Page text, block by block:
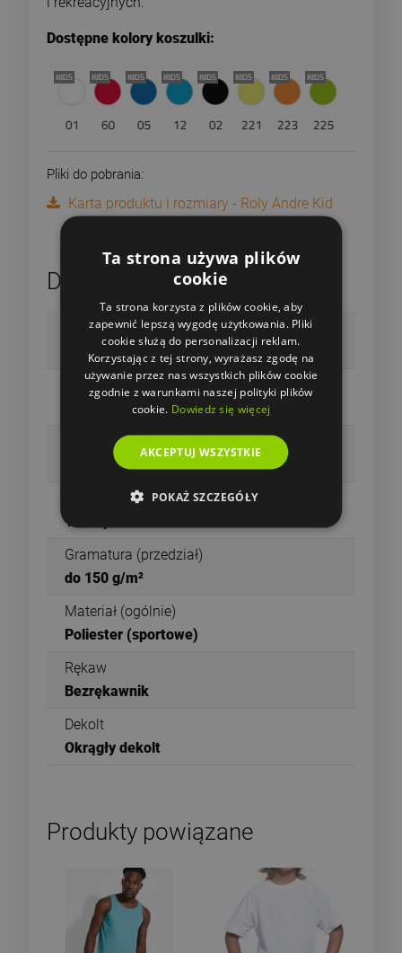
Dostępne kolory koszulki:
Pliki do pobrania:
Karta produktu i rozmiary - Roly Andre Kid
Dane techniczne
Płeć
Dla dzieci
Rozmiary
Gramatura
140 g/m²
100% poliester
Gramatura (przedział)
do 150 g/m²
Materiał (ogólnie)
Poliester (sportowe)
Rękaw
Bezrękawnik
Dekolt
Okrągły dekolt
Produkty powiązane
Ta strona używa plików
cookie
Ta strona korzysta z plików cookie, aby
zapewnić lepszą wygodę użytkowania. Pliki
cookie służą do personalizacji reklam.
Korzystając z tej strony, wyrażasz zgodę na
używanie przez nas wszystkich plików cookie
zgodnie z warunkami naszej polityki plików
cookie. Dowiedz się więcej
AKCEPTUJ WSZYSTKIE
POKAŻ SZCZEGÓŁY